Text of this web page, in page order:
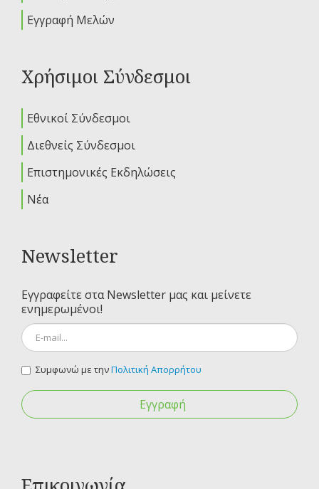
Εγγραφή Μελών
Χρήσιμοι Σύνδεσμοι
Εθνικοί Σύνδεσμοι
Διεθνείς Σύνδεσμοι
Επιστημονικές Εκδηλώσεις
Νέα
Newsletter
Εγγραφείτε στα Newsletter μας και μείνετε
ενημερωμένοι!
Συμφωνώ με τηνΠολιτική Απορρήτου
Εγγραφή